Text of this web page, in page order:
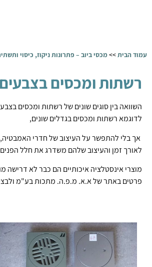
עמוד הבית>>מכסי ביוב – פתרונות ניקוז, כיסוי
רשתות ומכסים
השוואה בין סוגים שונים של רשתות ומכסים
לדוגמא רשתות ומכסים בגדלים שונים,
אך בלי להתפשר על העיצוב של חדרי
לאורך זמן והעיצוב שלהם משדרג את חלל
מוצרי אינסטלציה איכותיים הם כבר לא
פרטים באתר של א.א. מ.פ.ה. מתכות בע"מ